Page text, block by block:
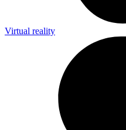
Virtual reality